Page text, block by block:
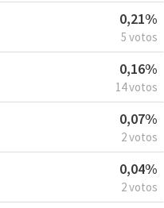
0,21%
5 votos
0,16%
14 votos
0,07%
2 votos
0,04%
2 votos